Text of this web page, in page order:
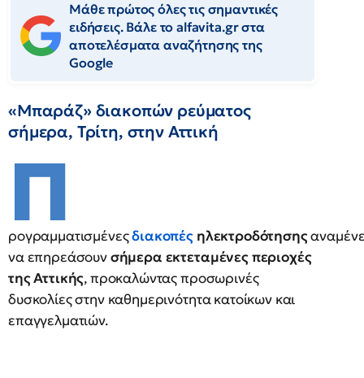
Μάθε πρώτος όλες τις σημαντικές
ειδήσεις. Βάλε το alfavita.gr στα
αποτελέσματα αναζήτησης της
Google
«Μπαράζ» διακοπών ρεύματος
σήμερα, Τρίτη, στην Αττική
Π
ρογραμματισμένεςδιακοπές ηλεκτροδότησης
να επηρεάσουνσήμερα εκτεταμένες περιοχές
της Αττικής, προκαλώντας προσωρινές
δυσκολίες στην καθημερινότητα κατοίκων και
επαγγελματιών.